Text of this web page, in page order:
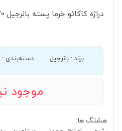
دراژه کاکائو خرما پسته بانرجیل 170 گرم
برند: بانرجیل دسته‌بندی :
موجود
هشتگ ها: